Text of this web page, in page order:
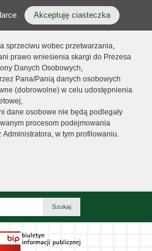
Akceptuję ciasteczka
sprzeciwu wobec przetwarzania,
prawo wniesienia skargi do Prezesa
Danych Osobowych,
Pana/Panią danych osobowych
(dobrowolne) w celu udostępnienia
dane osobowe nie będą podlegały
procesom podejmowania
Administratora, w tym profilowaniu.